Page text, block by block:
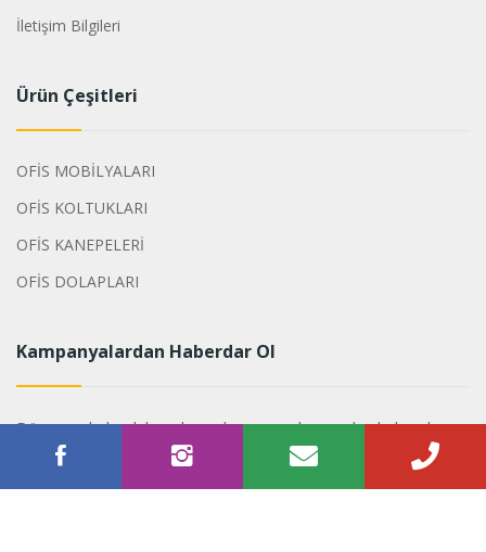
İletişim Bilgileri
Ürün Çeşitleri
OFİS MOBİLYALARI
OFİS KOLTUKLARI
OFİS KANEPELERİ
OFİS DOLAPLARI
Kampanyalardan Haberdar Ol
Dönemsel olarak hazırlanan kampanyalarımızdan haberdar
olabilirsiniz.